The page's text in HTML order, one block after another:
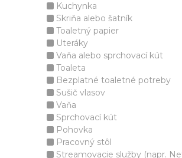
Kuchynka
Skriňa alebo šatník
Toaletný papier
Uteráky
Vaňa alebo sprchovací kút
Toaleta
Bezplatné toaletné potreby
Sušič vlasov
Vaňa
Sprchovací kút
Pohovka
Pracovný stôl
Streamovacie služby (napr.